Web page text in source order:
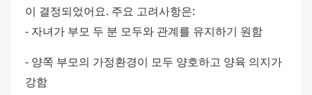
이 결정되었어요. 주요 고려사항은:
- 자녀가 부모 두 분 모두와 관계를 유지하기 원함
- 양쪽 부모의 가정환경이 모두 양호하고 양육 의지가
강함